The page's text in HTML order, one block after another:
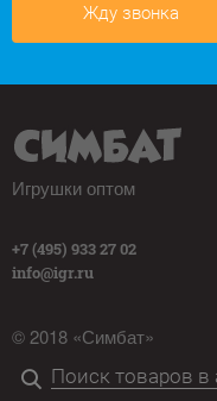
Жду звонка
Игрушки оптом
+7 (495) 933 27 02
info@igr.ru
© 2018 «Симбат»